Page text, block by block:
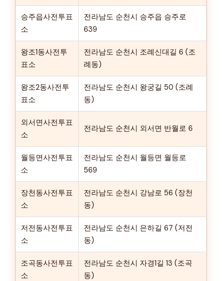
승주읍사전투표
소
전라남도 순천시 승주읍 승주로
639
왕조1동사전투
표소
전라남도 순천시 조례신대길 6 (조
례동)
왕조2동사전투
표소
전라남도 순천시 왕궁길 50 (조례
동)
외서면사전투표
소
전라남도 순천시 외서면 반월로 6
월등면사전투표
소
전라남도 순천시 월등면 월등로
569
장천동사전투표
소
전라남도 순천시 강남로 56 (장천
동)
저전동사전투표
소
전라남도 순천시 은하길 67 (저전
동)
조곡동사전투표
소
전라남도 순천시 자경1길 13 (조곡
동)